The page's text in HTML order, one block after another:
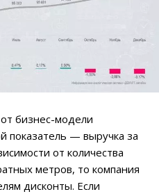
бизнес-модели
показатель — выручка за
от количества
метров, то компания
дисконты. Если